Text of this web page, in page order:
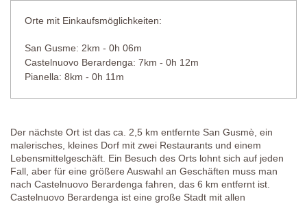
Orte mit Einkaufsmöglichkeiten:
San Gusme: 2km - 0h 06m
Castelnuovo Berardenga: 7km - 0h 12m
Pianella: 8km - 0h 11m
Der nächste Ort ist das ca. 2,5 km entfernte San Gusmè, ein
malerisches, kleines Dorf mit zwei Restaurants und einem
Lebensmittelgeschäft. Ein Besuch des Orts lohnt sich auf jeden
Fall, aber für eine größere Auswahl an Geschäften muss man
nach Castelnuovo Berardenga fahren, das 6 km entfernt ist.
Castelnuovo Berardenga ist eine große Stadt mit allen